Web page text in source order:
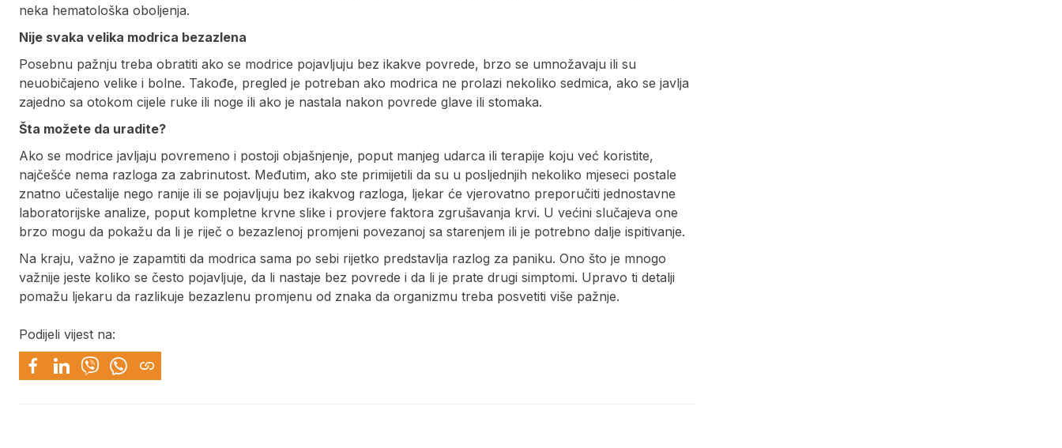
neka hematološka oboljenja.
Nije svaka velika modrica bezazlena
Posebnu pažnju treba obratiti ako se modrice pojavljuju bez ikakve povrede, brzo se umnožavaju ili su
neuobičajeno velike i bolne. Takođe, pregled je potreban ako modrica ne prolazi nekoliko sedmica, ako se javlja
zajedno sa otokom cijele ruke ili noge ili ako je nastala nakon povrede glave ili stomaka.
Šta možete da uradite?
Ako se modrice javljaju povremeno i postoji objašnjenje, poput manjeg udarca ili terapije koju već koristite,
najčešće nema razloga za zabrinutost. Međutim, ako ste primijetili da su u posljednjih nekoliko mjeseci postale
znatno učestalije nego ranije ili se pojavljuju bez ikakvog razloga, ljekar će vjerovatno preporučiti jednostavne
laboratorijske analize, poput kompletne krvne slike i provjere faktora zgrušavanja krvi. U većini slučajeva one
brzo mogu da pokažu da li je riječ o bezazlenoj promjeni povezanoj sa starenjem ili je potrebno dalje ispitivanje.
Na kraju, važno je zapamtiti da modrica sama po sebi rijetko predstavlja razlog za paniku. Ono što je mnogo
važnije jeste koliko se često pojavljuje, da li nastaje bez povrede i da li je prate drugi simptomi. Upravo ti detalji
pomažu ljekaru da razlikuje bezazlenu promjenu od znaka da organizmu treba posvetiti više pažnje.
Podijeli vijest na: